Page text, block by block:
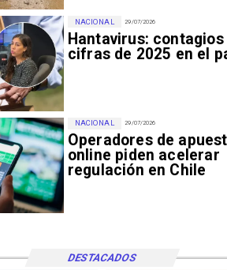
29/07/2026
Hantavirus:
cifras de 2025 en el
NACIONAL
29/07/2026
Operadores de
online piden acelerar
regulación en Chile
NACIONAL
DESTACADOS